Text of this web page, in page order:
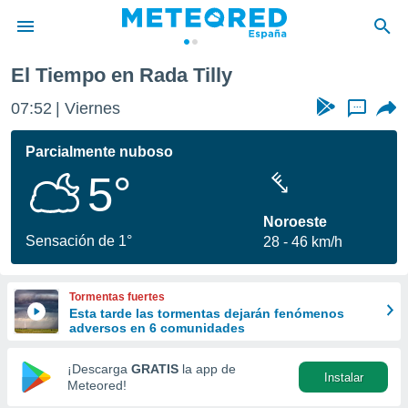
de
por
se
calidad.
a este
las
y
forma
digital
basada
El Tiempo en Rada Tilly
07:52 Viernes ...
Parcialmente nuboso
5°
Sensación de 1°
Noroeste
28
46 km/h
Tormentas fuertes
Esta tarde las tormentas dejarán fenómenos
adversos en 6 comunidades
¡Descarga GRATIS la app de
Meteored!
Instalar